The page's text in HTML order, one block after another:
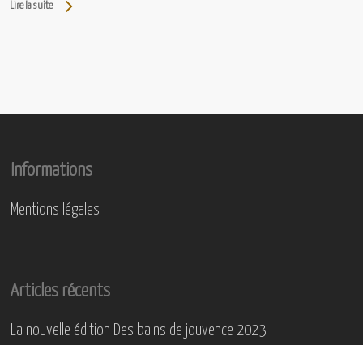
Lire la suite
Informations
Mentions légales
Articles récents
La nouvelle édition Des bains de jouvence 2023